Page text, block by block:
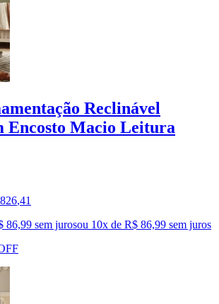
Reclinável
Encosto Macio Leitura
826,41
86,99 sem jurosou 10x de R$ 86,99 sem juros